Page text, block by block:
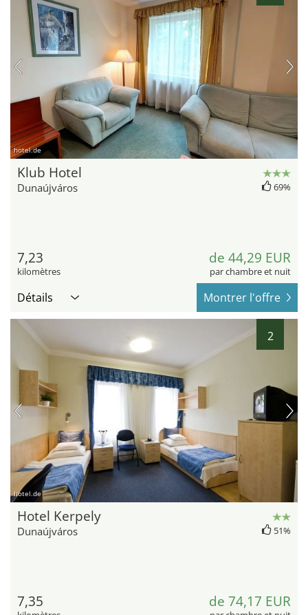
hotel.de
Klub Hotel
Dunaújváros 69%
7,23
kilomètres
de 44,29 EUR
par chambre et nuit
Détails Montrer l'offre
2
hotel.de
Hotel Kerpely
Dunaújváros 51%
7,35 de 74,17 EUR